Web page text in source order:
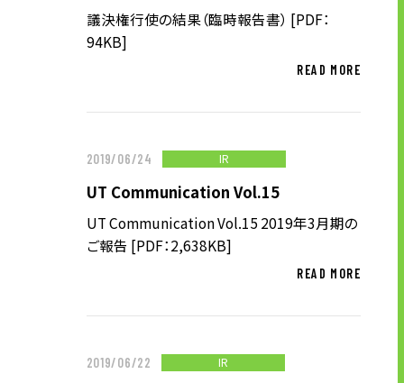
長期経営ビジョン
ブランドマーク
資料ダウンロード
グループ企業一覧
本社採用情報
サイトのご利用にあたって
ソーシャルメディアポリシー
議決権行使の結果（臨時報告書） [PDF：
94KB]
READ MORE
2019/06/24 IR
UT Communication Vol.15
UT Communication Vol.15 2019年3月期の
ご報告 [PDF：2,638KB]
READ MORE
2019/06/22 IR